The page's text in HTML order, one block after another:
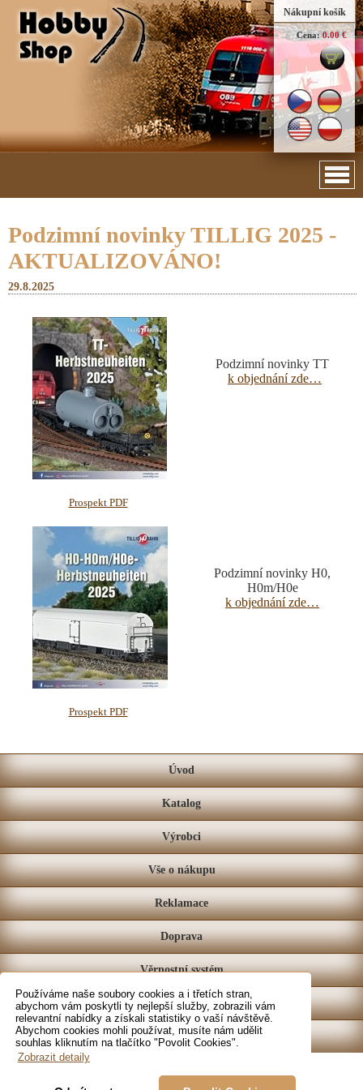
Používáme naše soubory cookies a i třetích stran,
abychom vám poskytli ty nejlepší služby, zobrazili vám
relevantní nabídky a získali statistiky o vaší návštěvě.
Abychom cookies mohli používat, musíte nám udělit
souhlas kliknutím na tlačítko "Povolit Cookies".
Zobrazit detaily
Nákupní košík
Cena: 0.00 €
Podzimní novinky TILLIG 2025 -
AKTUALIZOVÁNO!
29.8.2025
Prospekt PDF
Podzimní novinky TT
k objednání zde…
Prospekt PDF
Podzimní novinky H0,
H0m/H0e
k objednání zde…
Úvod
Katalog
Výrobci
Vše o nákupu
Reklamace
Doprava
Věrnostní systém
Prodejna
Kontakt